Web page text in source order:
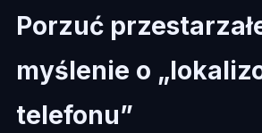
Porzuć
myślenie o
telefonu”